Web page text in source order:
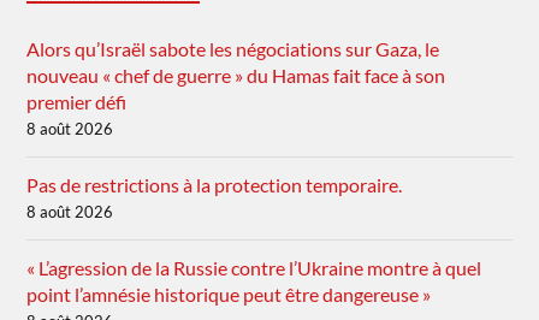
Alors qu’Israël sabote les négociations sur Gaza, le
nouveau « chef de guerre » du Hamas fait face à son
premier défi
8 août 2026
Pas de restrictions à la protection temporaire.
8 août 2026
« L’agression de la Russie contre l’Ukraine montre à quel
point l’amnésie historique peut être dangereuse »